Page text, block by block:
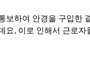
보하여 안경을 구입한
요, 이로 인해서 근로자